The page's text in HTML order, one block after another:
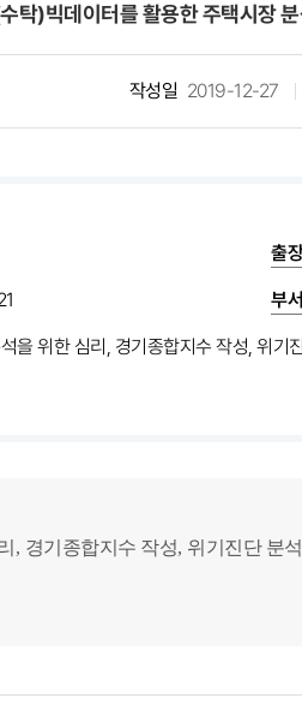
탁)빅데이터를 활용한 주택시장
작성일 2019-12-27
출
부서
을 위한 심리, 경기종합지수 작성, 위
, 경기종합지수 작성, 위기진단 분